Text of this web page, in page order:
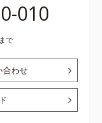
010
で
合わせ